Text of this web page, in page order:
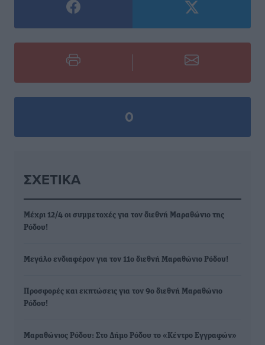
0
ΣΧΕΤΙΚΆ
Μέχρι 12/4 οι συμμετοχές για τον διεθνή Μαραθώνιο της
Ρόδου!
Μεγάλο ενδιαφέρον για τον 11ο διεθνή Μαραθώνιο Ρόδου!
Προσφορές και εκπτώσεις για τον 9ο διεθνή Μαραθώνιο
Ρόδου!
Μαραθώνιος Ρόδου: Στο Δήμο Ρόδου το «Κέντρο Εγγραφών»